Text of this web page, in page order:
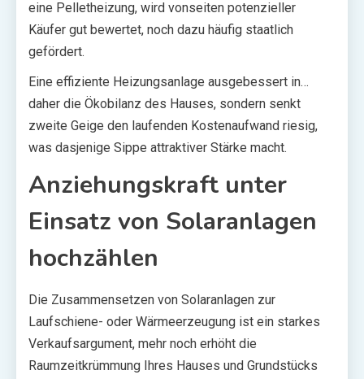
eine Pelletheizung, wird vonseiten potenzieller
Käufer gut bewertet, noch dazu häufig staatlich
gefördert.
Eine effiziente Heizungsanlage ausgebessert in…
daher die Ökobilanz des Hauses, sondern senkt
zweite Geige den laufenden Kostenaufwand riesig,
was dasjenige Sippe attraktiver Stärke macht.
Anziehungskraft unter
Einsatz von Solaranlagen
hochzählen
Die Zusammensetzen von Solaranlagen zur
Laufschiene- oder Wärmeerzeugung ist ein starkes
Verkaufsargument, mehr noch erhöht die
Raumzeitkrümmung Ihres Hauses und Grundstücks